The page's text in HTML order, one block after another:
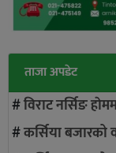
ताजा अपडेट
#विराट नर्सिङ
#कर्सिया बजारको